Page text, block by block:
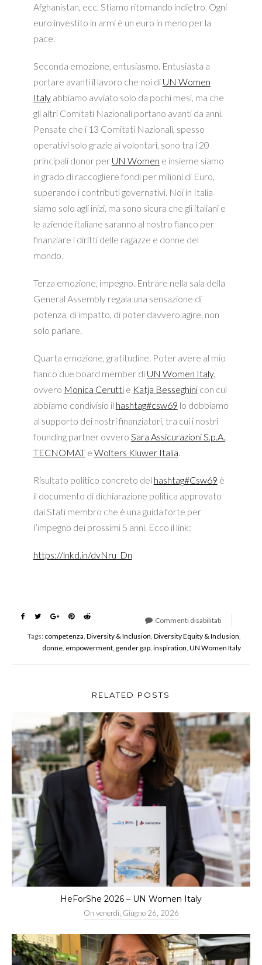
Afghanistan, ecc. Stiamo ritornando indietro. Ogni
euro investito in armi è un euro in meno per la
pace.
Seconda emozione, entusiasmo. Entusiasta a
portare avanti il lavoro che noi di UN Women
Italyabbiamo avviato solo da pochi mesi, ma che
gli altri Comitati Nazionali portano avanti da anni.
Pensate che i 13 Comitati Nazionali, spesso
operativi solo grazie ai volontari, sono tra i 20
principali donor per UN Women e insieme siamo
in grado di raccogliere fondi per milioni di Euro,
superando i contributi governativi. Noi in Italia
siamo solo agli inizi, ma sono sicura che gli italiani e
le aziende italiane saranno al nostro fianco per
finanziare i diritti delle ragazze e donne del
mondo.
Terza emozione, impegno. Entrare nella sala della
General Assembly regala una sensazione di
potenza, di impatto, di poter davvero agire, non
solo parlare.
Quarta emozione, gratitudine. Poter avere al mio
fianco due board member di UN Women Italy,
ovvero Monica Ceruttie Katja Besseghinicon cui
abbiamo condivisio il hashtag#csw69 lo dobbiamo
al supporto dei nostri finanziatori, tra cui i nostri
founding partner ovvero Sara Assicurazioni S.p.A.
TECNOMATe Wolters Kluwer Italia
Risultato politico concreto del hashtag#Csw69 è
il documento di dichiarazione politica approvato
dai Stati membro che è una guida forte per
l’impegno dei prossimi 5 anni. Ecco il link:
https://lnkd.in/dvNru_Dn
Commenti disabilitati
su
Nazioni
Women
and
Girls
Tags: competenza Diversity & Inclusion Diversity Equity & Inclusion
donne empowerment gender gap inspiration UN Women Italy
RELATED POSTS
HeForShe 2026 – UN Women Italy
On venerdì, Giugno 26, 2026